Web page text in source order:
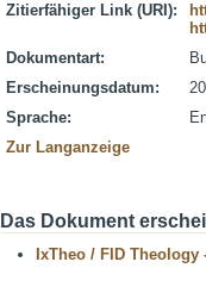
Zitierfähiger Link (URI):
Dokumentart:
Erscheinungsdatum:
Sprache:
Zur Langanzeige
Das Dokument
IxTheo / FID Theology